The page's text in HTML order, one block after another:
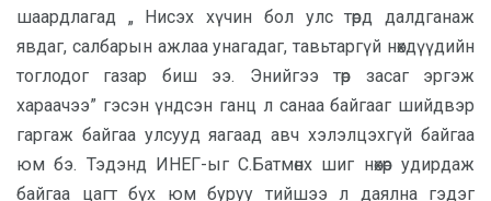
шаардлагад „ Нисэх хүчин бол улс төрд далдганаж
явдаг, салбарын ажлаа унагадаг, тавьтаргүй нөхдүүдийн
тоглодог газар биш ээ. Энийгээ төр засаг эргэж
хараачээ” гэсэн үндсэн ганц л санаа байгааг шийдвэр
гаргаж байгаа улсууд яагаад авч хэлэлцэхгүй байгаа
юм бэ. Тэдэнд ИНЕГ-ыг С.Батмөнх шиг нөхөр удирдаж
байгаа цагт бүх юм буруу тийшээ л даялна гэдэг